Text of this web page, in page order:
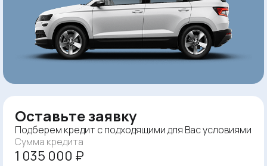
Оставьте заявку
Подберем кредит с подходящими для Вас условиями
Сумма кредита
1 035 000 ₽